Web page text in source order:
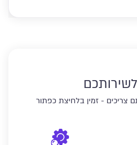
לשירותכם
צריכים - זמין בלחיצת כפתור